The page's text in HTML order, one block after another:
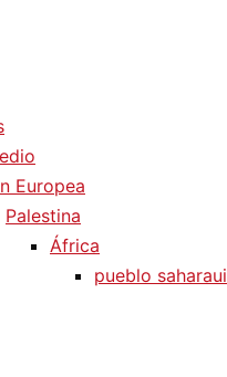
Europea
Palestina
África
pueblo saharaui